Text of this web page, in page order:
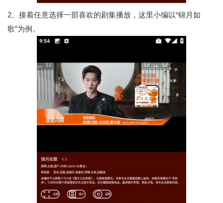
2、接着任意选择一部喜欢的剧集播放，这里小编以“锦月如
歌”为例。